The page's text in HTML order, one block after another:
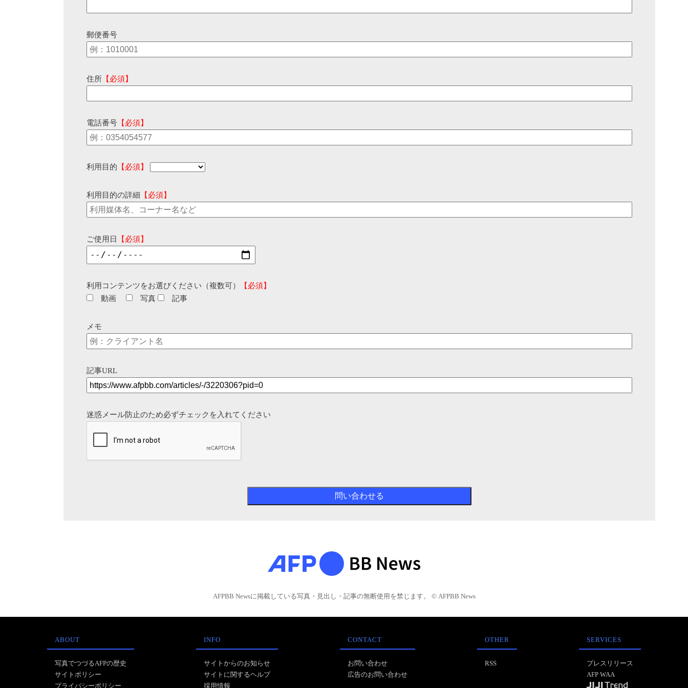
郵便番号
住所 【必須】
電話番号 【必須】
利用目的 【必須】
利用目的の詳細 【必須】
ご使用日 【必須】
利用コンテンツをお選びください（複数可）
【必須】
動画
写真 記事
メモ
記事URL
迷惑メール防止のため必ずチェックを入れてください
AFPBB Newsに掲載している写真・見出し・記事の無断使用を禁じます。 © AFPBB News
ABOUT
写真でつづるAFPの歴史
サイトポリシー
プライバシーポリシー
INFO
サイトからのお知らせ
サイトに関するヘルプ
採用情報
CONTACT
お問い合わせ
広告のお問い合わせ
OTHER
RSS
SERVICES
プレスリリース
AFP WAA